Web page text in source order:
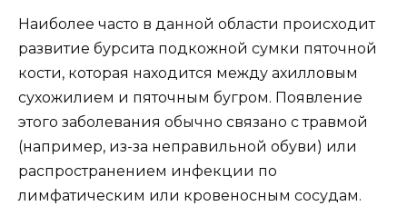
Наиболее часто в данной области происходит
развитие бурсита подкожной сумки пяточной
кости, которая находится между ахилловым
сухожилием и пяточным бугром. Появление
этого заболевания обычно связано с травмой
(например, из-за неправильной обуви) или
распространением инфекции по
лимфатическим или кровеносным сосудам.